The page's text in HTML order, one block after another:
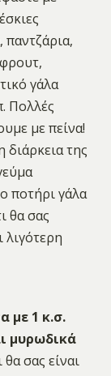
γάλα
Πολλές
με πείνα!
διάρκεια της
ποτήρι γάλα
θα σας
λιγότερη
με 1 κ.σ.
μυρωδικά
σας είναι